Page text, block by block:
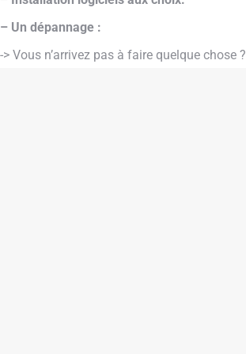
– Un dépannage :
-> Vous n’arrivez pas à faire quelque chose ?